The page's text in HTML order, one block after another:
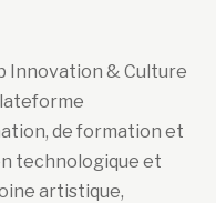
Innovation & Culture
de formation et
technologique et
artistique,